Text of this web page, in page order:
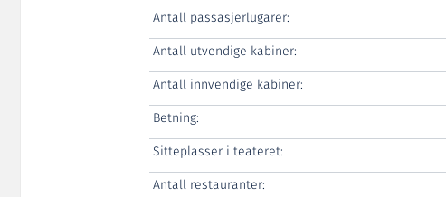
Antall passasjerlugarer:
Antall utvendige kabiner:
Antall innvendige kabiner:
Betning:
Sitteplasser i teateret:
Antall restauranter: